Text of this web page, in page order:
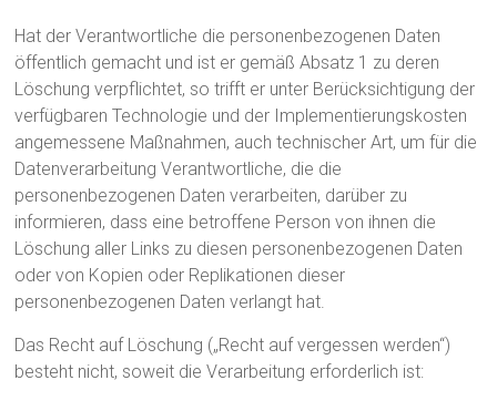
Hat der Verantwortliche die personenbezogenen Daten
öffentlich gemacht und ist er gemäß Absatz 1 zu deren
Löschung verpflichtet, so trifft er unter Berücksichtigung der
verfügbaren Technologie und der Implementierungskosten
angemessene Maßnahmen, auch technischer Art, um für die
Datenverarbeitung Verantwortliche, die die
personenbezogenen Daten verarbeiten, darüber zu
informieren, dass eine betroffene Person von ihnen die
Löschung aller Links zu diesen personenbezogenen Daten
oder von Kopien oder Replikationen dieser
personenbezogenen Daten verlangt hat.
Das Recht auf Löschung („Recht auf vergessen werden“)
besteht nicht, soweit die Verarbeitung erforderlich ist: